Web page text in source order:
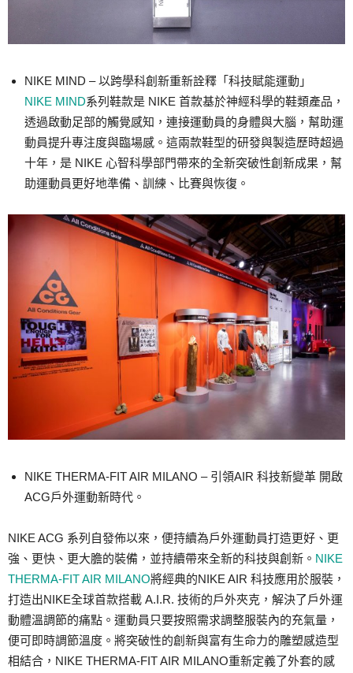
NIKE MIND – 以跨學科創新重新詮釋「科技賦能運動」
NIKE MIND系列鞋款是 NIKE 首款基於神經科學的鞋類產品，
透過啟動足部的觸覺感知，連接運動員的身體與大腦，幫助運
動員提升專注度與臨場感。這兩款鞋型的研發與製造歷時超過
十年，是 NIKE 心智科學部門帶來的全新突破性創新成果，幫
助運動員更好地準備、訓練、比賽與恢復。
NIKE THERMA-FIT AIR MILANO – 引領AIR 科技新變革 開啟
ACG戶外運動新時代。
NIKE ACG 系列自發佈以來，便持續為戶外運動員打造更好、更
強、更快、更大膽的裝備，並持續帶來全新的科技與創新。 NIKE
THERMA-FIT AIR MILANO將經典的NIKE AIR 科技應用於服裝，
打造出NIKE全球首款搭載 A.I.R. 技術的戶外夾克，解決了戶外運
動體溫調節的痛點。運動員只要按照需求調整服裝內的充氣量，
便可即時調節溫度。將突破性的創新與富有生命力的雕塑感造型
相結合，NIKE THERMA-FIT AIR MILANO重新定義了外套的感